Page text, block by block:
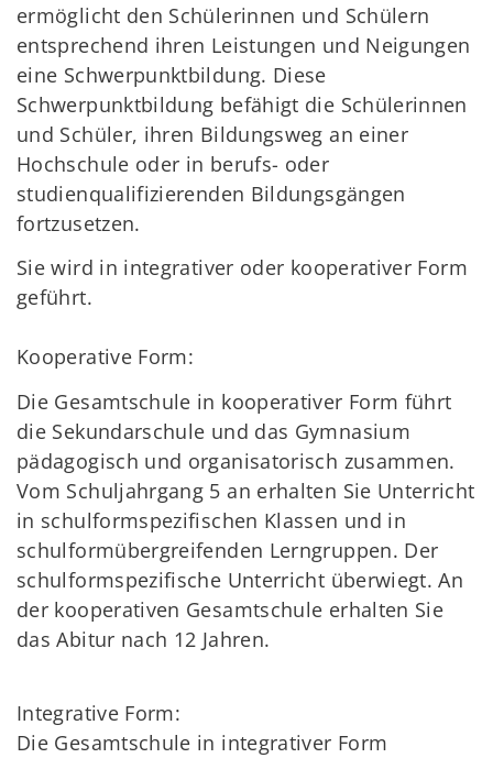
ermöglicht den Schülerinnen und Schülern
entsprechend ihren Leistungen und Neigungen
eine Schwerpunktbildung. Diese
Schwerpunktbildung befähigt die Schülerinnen
und Schüler, ihren Bildungsweg an einer
Hochschule oder in berufs- oder
studienqualifizierenden Bildungsgängen
fortzusetzen.
Sie wird in integrativer oder kooperativer Form
geführt.
Kooperative Form:
Die Gesamtschule in kooperativer Form führt
die Sekundarschule und das Gymnasium
pädagogisch und organisatorisch zusammen.
Vom Schuljahrgang 5 an erhalten Sie Unterricht
in schulformspezifischen Klassen und in
schulformübergreifenden Lerngruppen. Der
schulformspezifische Unterricht überwiegt. An
der kooperativen Gesamtschule erhalten Sie
das Abitur nach 12 Jahren.
Integrative Form:
Die Gesamtschule in integrativer Form